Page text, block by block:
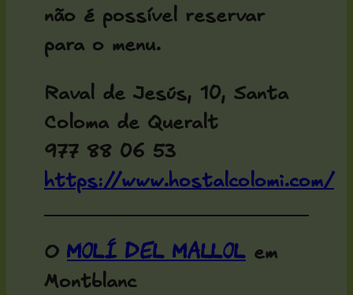
não é possível reservar
para o menu.
Raval de Jesús, 10, Santa
Coloma de Queralt
977 88 06 53
https://www.hostalcolomi.com/
O Molí del Mallol em
Montblanc